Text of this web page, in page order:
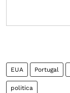
EUA Portugal
politica